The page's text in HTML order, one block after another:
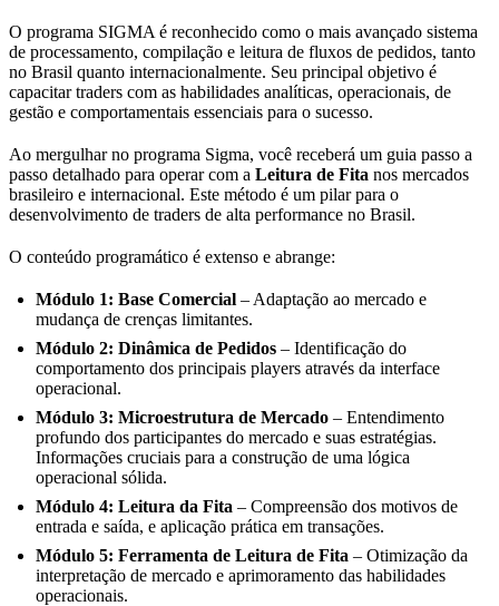
O programa SIGMA é reconhecido como o mais avançado sistema
de processamento, compilação e leitura de fluxos de pedidos, tanto
no Brasil quanto internacionalmente. Seu principal objetivo é
capacitar traders com as habilidades analíticas, operacionais, de
gestão e comportamentais essenciais para o sucesso.
Ao mergulhar no programa Sigma, você receberá um guia passo a
passo detalhado para operar com a Leitura de Fita nos mercados
brasileiro e internacional. Este método é um pilar para o
desenvolvimento de traders de alta performance no Brasil.
O conteúdo programático é extenso e abrange:
Módulo 1: Base Comercial – Adaptação ao mercado e
mudança de crenças limitantes.
Módulo 2: Dinâmica de Pedidos – Identificação do
comportamento dos principais players através da interface
operacional.
Módulo 3: Microestrutura de Mercado – Entendimento
profundo dos participantes do mercado e suas estratégias.
Informações cruciais para a construção de uma lógica
operacional sólida.
Módulo 4: Leitura da Fita – Compreensão dos motivos de
entrada e saída, e aplicação prática em transações.
Módulo 5: Ferramenta de Leitura de Fita – Otimização da
interpretação de mercado e aprimoramento das habilidades
operacionais.